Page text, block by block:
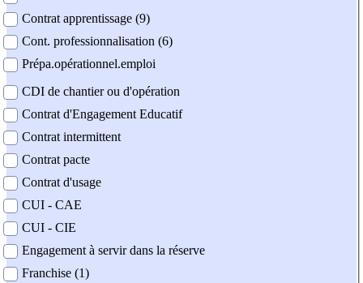
Contrat apprentissage (9)
Cont. professionnalisation (6)
Prépa.opérationnel.emploi
CDI de chantier ou d'opération
Contrat d'Engagement Educatif
Contrat intermittent
Contrat pacte
Contrat d'usage
CUI - CAE
CUI - CIE
Engagement à servir dans la réserve
Franchise (1)